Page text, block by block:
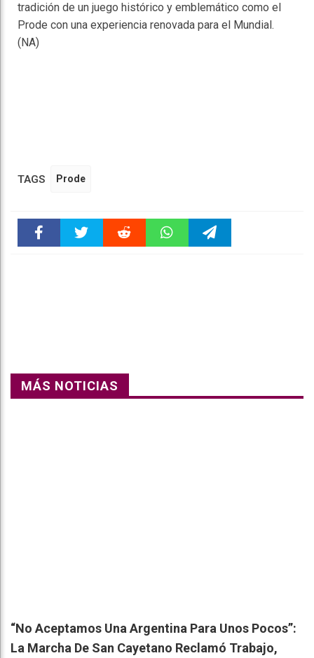
tradición de un juego histórico y emblemático como el
Prode con una experiencia renovada para el Mundial.
(NA)
TAGS Prode
MÁS NOTICIAS
“No Aceptamos Una Argentina Para Unos Pocos”:
La Marcha De San Cayetano Reclamó Trabajo,